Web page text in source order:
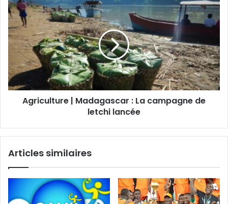
Agriculture | Madagascar : La campagne de
letchi lancée
Articles similaires